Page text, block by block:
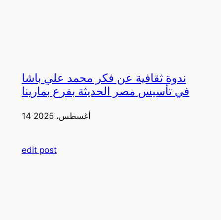
ندوة ثقافية عن فكر محمد علي باشا
في تأسيس مصر الحديثة بفرع بمارينا
14 أغسطس، 2025
edit post